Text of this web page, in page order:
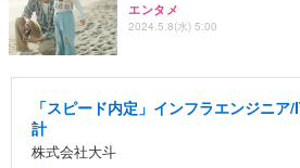
エンタメ
2024.5.8(水) 5:00
「スピード内定」インフラエンジニ
計
株式会社大斗